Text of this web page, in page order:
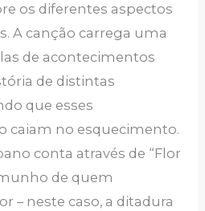
os diferentes aspectos
A canção carrega uma
de acontecimentos
de distintas
que esses
caiam no esquecimento.
conta através de “Flor
de quem
– neste caso, a ditadura